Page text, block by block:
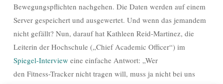
Bewegungspflichten nachgehen. Die Daten werden auf einem
Server gespeichert und ausgewertet. Und wenn das jemandem
nicht gefällt? Nun, darauf hat Kathleen Reid-Martinez, die
Leiterin der Hochschule („Chief Academic Officer“) im
Spiegel-Interview eine einfache Antwort: „Wer
den Fitness-Tracker nicht tragen will, muss ja nicht bei uns